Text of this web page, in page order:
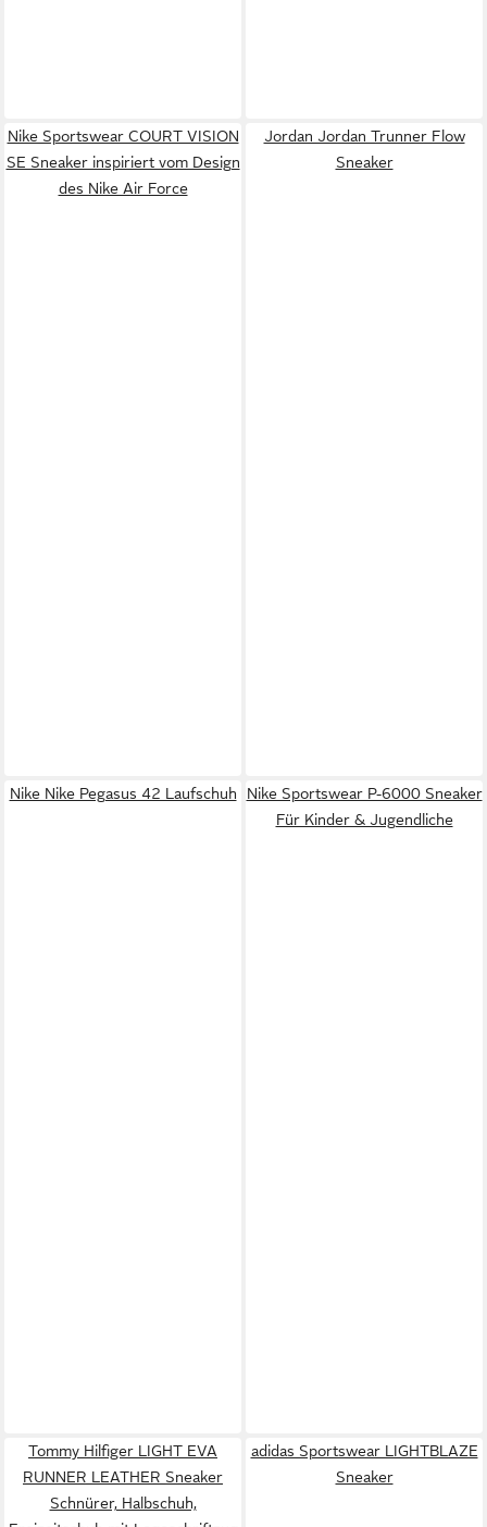
Nike Sportswear COURT VISION
SE Sneaker inspiriert vom Design
des Nike Air Force
Jordan Jordan Trunner Flow
Sneaker
Nike Nike Pegasus 42 Laufschuh
Nike Sportswear P-6000 Sneaker
Für Kinder & Jugendliche
Tommy Hilfiger LIGHT EVA
RUNNER LEATHER Sneaker
Schnürer, Halbschuh,
adidas Sportswear LIGHTBLAZE
Sneaker